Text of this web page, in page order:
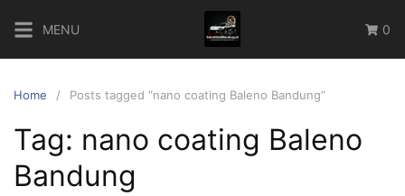
content
MENU 0
Home Posts tagged “nano coating Baleno Bandung”
Tag: nano coating Baleno
Bandung